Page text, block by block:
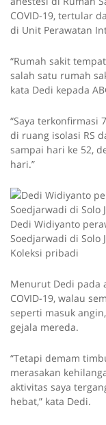
COVID-19, tertular
di Unit Perawatan
“Rumah sakit
salah satu rumah
kata Dedi kepada
“Saya terkonfirmasi
di ruang isolasi RS
sampai hari ke 52,
hari.”
Dedi Widiyanto
Soedjarwadi di Solo
Koleksi pribadi
Menurut Dedi pada
COVID-19, walau
seperti masuk
gejala mereda.
“Tetapi demam
merasakan
aktivitas saya
hebat,” kata Dedi.